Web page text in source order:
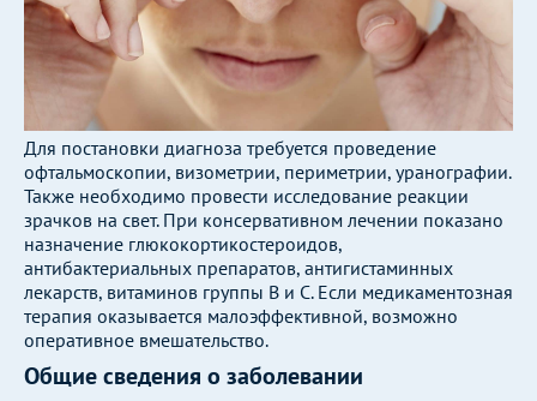
Для постановки диагноза требуется проведение
офтальмоскопии, визометрии, периметрии, уранографии.
Также необходимо провести исследование реакции
зрачков на свет. При консервативном лечении показано
назначение глюкокортикостероидов,
антибактериальных препаратов, антигистаминных
лекарств, витаминов группы В и С. Если медикаментозная
терапия оказывается малоэффективной, возможно
оперативное вмешательство.
Общие сведения о заболевании